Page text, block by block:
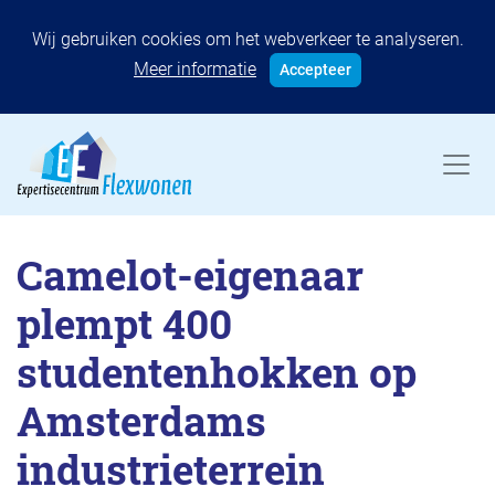
Wij gebruiken cookies om het webverkeer te analyseren.
Meer informatie
Accepteer
Camelot-eigenaar
plempt 400
studentenhokken op
Amsterdams
industrieterrein